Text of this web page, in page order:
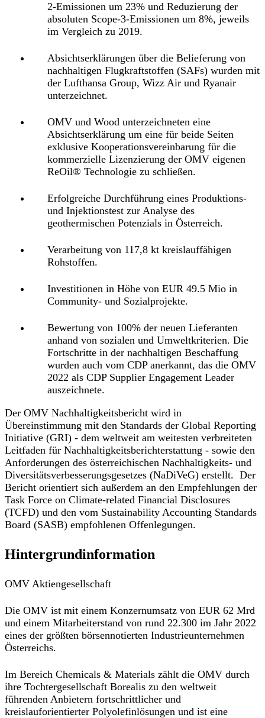
2-Emissionen um 23% und Reduzierung der
absoluten Scope-3-Emissionen um 8%, jeweils
im Vergleich zu 2019.
Absichtserklärungen über die Belieferung von
nachhaltigen Flugkraftstoffen (SAFs) wurden mit
der Lufthansa Group, Wizz Air und Ryanair
unterzeichnet.
OMV und Wood unterzeichneten eine
Absichtserklärung um eine für beide Seiten
exklusive Kooperationsvereinbarung für die
kommerzielle Lizenzierung der OMV eigenen
ReOil® Technologie zu schließen.
Erfolgreiche Durchführung eines Produktions-
und Injektionstest zur Analyse des
geothermischen Potenzials in Österreich.
Verarbeitung von 117,8 kt kreislauffähigen
Rohstoffen.
Investitionen in Höhe von EUR 49.5 Mio in
Community- und Sozialprojekte.
Bewertung von 100% der neuen Lieferanten
anhand von sozialen und Umweltkriterien. Die
Fortschritte in der nachhaltigen Beschaffung
wurden auch vom CDP anerkannt, das die OMV
2022 als CDP Supplier Engagement Leader
auszeichnete.
Der OMV Nachhaltigkeitsbericht wird in
Übereinstimmung mit den Standards der Global Reporting
Initiative (GRI) - dem weltweit am weitesten verbreiteten
Leitfaden für Nachhaltigkeitsberichterstattung - sowie den
Anforderungen des österreichischen Nachhaltigkeits- und
Diversitätsverbesserungsgesetzes (NaDiVeG) erstellt. Der
Bericht orientiert sich außerdem an den Empfehlungen der
Task Force on Climate-related Financial Disclosures
(TCFD) und den vom Sustainability Accounting Standards
Board (SASB) empfohlenen Offenlegungen.
Hintergrundinformation
OMV Aktiengesellschaft
Die OMV ist mit einem Konzernumsatz von EUR 62 Mrd
und einem Mitarbeiterstand von rund 22.300 im Jahr 2022
eines der größten börsennotierten Industrieunternehmen
Österreichs.
Im Bereich Chemicals & Materials zählt die OMV durch
ihre Tochtergesellschaft Borealis zu den weltweit
führenden Anbietern fortschrittlicher und
kreislauforientierter Polyolefinlösungen und ist eine